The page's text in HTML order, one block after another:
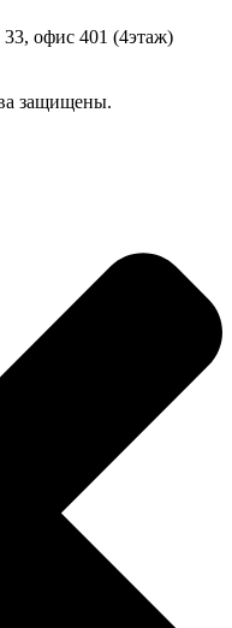
33, офис 401 (4этаж)
защищены.